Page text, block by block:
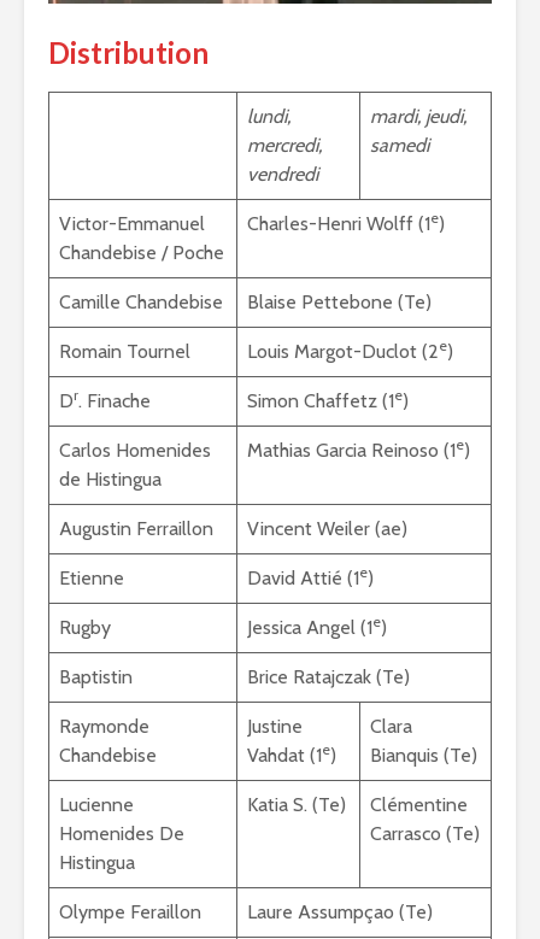
Distribution
lundi,
mercredi,
vendredi
mardi, jeudi,
samedi
Victor-Emmanuel
Chandebise / Poche
Charles-Henri Wolff (1e)
Camille Chandebise Blaise Pettebone (Te)
Romain Tournel Louis Margot-Duclot (2e)
Dr. Finache Simon Chaffetz (1e)
Carlos Homenides
de Histingua
Mathias Garcia Reinoso (1e)
Augustin Ferraillon Vincent Weiler (ae)
Etienne David Attié (1e)
Rugby Jessica Angel (1e)
Baptistin Brice Ratajczak (Te)
Raymonde
Chandebise
Justine
Vahdat (1e)
Clara
Bianquis (Te)
Lucienne
Homenides De
Histingua
Katia S. (Te)
Clémentine
Carrasco (Te)
Olympe Feraillon Laure Assumpçao (Te)